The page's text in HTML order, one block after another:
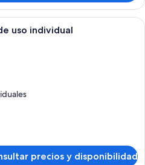
Ropa de cama de alta calidad,
uso individual
precios y disponibilidad